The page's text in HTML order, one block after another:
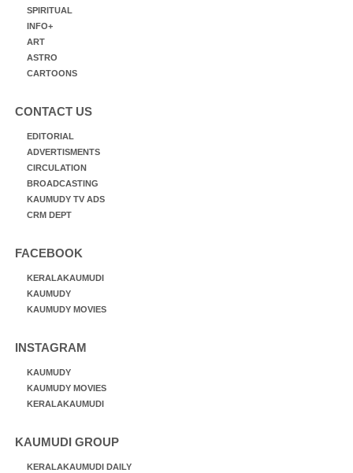
SPIRITUAL
INFO+
ART
ASTRO
CARTOONS
CONTACT US
EDITORIAL
ADVERTISMENTS
CIRCULATION
BROADCASTING
KAUMUDY TV ADS
CRM DEPT
FACEBOOK
KERALAKAUMUDI
KAUMUDY
KAUMUDY MOVIES
INSTAGRAM
KAUMUDY
KAUMUDY MOVIES
KERALAKAUMUDI
KAUMUDI GROUP
KERALAKAUMUDI DAILY